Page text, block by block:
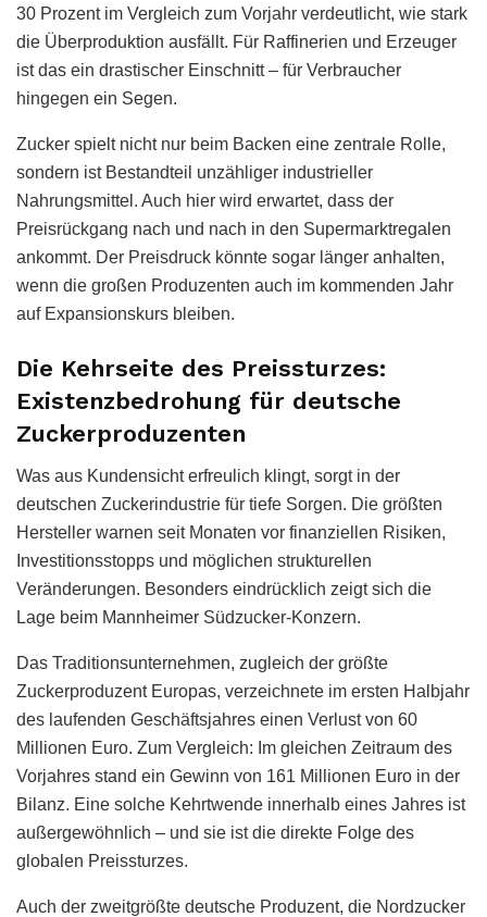
30 Prozent im Vergleich zum Vorjahr verdeutlicht, wie stark
die Überproduktion ausfällt. Für Raffinerien und Erzeuger
ist das ein drastischer Einschnitt – für Verbraucher
hingegen ein Segen.
Zucker spielt nicht nur beim Backen eine zentrale Rolle,
sondern ist Bestandteil unzähliger industrieller
Nahrungsmittel. Auch hier wird erwartet, dass der
Preisrückgang nach und nach in den Supermarktregalen
ankommt. Der Preisdruck könnte sogar länger anhalten,
wenn die großen Produzenten auch im kommenden Jahr
auf Expansionskurs bleiben.
Die Kehrseite des Preissturzes:
Existenzbedrohung für deutsche
Zuckerproduzenten
Was aus Kundensicht erfreulich klingt, sorgt in der
deutschen Zuckerindustrie für tiefe Sorgen. Die größten
Hersteller warnen seit Monaten vor finanziellen Risiken,
Investitionsstopps und möglichen strukturellen
Veränderungen. Besonders eindrücklich zeigt sich die
Lage beim Mannheimer Südzucker-Konzern.
Das Traditionsunternehmen, zugleich der größte
Zuckerproduzent Europas, verzeichnete im ersten Halbjahr
des laufenden Geschäftsjahres einen Verlust von 60
Millionen Euro. Zum Vergleich: Im gleichen Zeitraum des
Vorjahres stand ein Gewinn von 161 Millionen Euro in der
Bilanz. Eine solche Kehrtwende innerhalb eines Jahres ist
außergewöhnlich – und sie ist die direkte Folge des
globalen Preissturzes.
Auch der zweitgrößte deutsche Produzent, die Nordzucker